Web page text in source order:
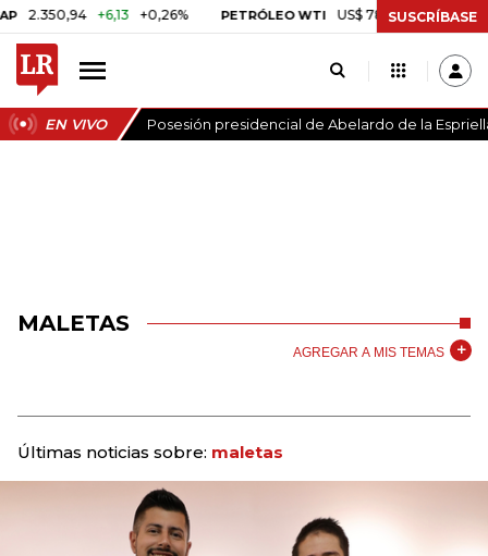
+6,13 +0,26% PETRÓLEO WTI US$ 78,01 US$ 2,92 +3,89%
SUSCRÍBASE
EN VIVO Posesión presidencial de Abelardo de la
MALETAS
AGREGAR A MIS TEMAS
Últimas noticias sobre: maletas